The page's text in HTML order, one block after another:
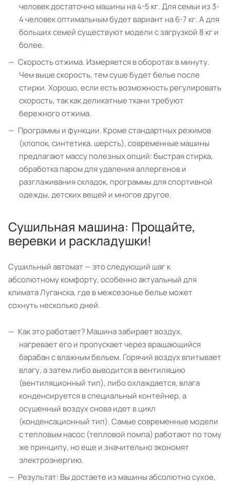
человек достаточно машины на 4-5 кг. Для семьи из 3-
4 человек оптимальным будет вариант на 6-7 кг. А для
больших семей существуют модели с загрузкой 8 кг и
более.
Скорость отжима. Измеряется в оборотах в минуту.
Чем выше скорость, тем суше будет белье после
стирки. Хорошо, если есть возможность регулировать
скорость, так как деликатные ткани требуют
бережного отжима.
Программы и функции. Кроме стандартных режимов
(хлопок, синтетика, шерсть), современные машины
предлагают массу полезных опций: быстрая стирка,
обработка паром для удаления аллергенов и
разглаживания складок, программы для спортивной
одежды, детских вещей и многое другое.
Сушильная машина: Прощайте,
веревки и раскладушки!
Сушильный автомат — это следующий шаг к
абсолютному комфорту, особенно актуальный для
климата Луганска, где в межсезонье белье может
сохнуть несколько дней.
Как это работает? Машина забирает воздух,
нагревает его и пропускает через вращающийся
барабан с влажным бельем. Горячий воздух впитывает
влагу, а затем либо выводится в вентиляцию
(вентиляционный тип), либо охлаждается, влага
конденсируется в специальный контейнер, а
осушенный воздух снова идет в цикл
(конденсационный тип). Самые современные модели
с тепловым насос (тепловой помпа) работают по тому
же принципу, но еще и значительно экономят
электроэнергию.
Результат: Вы достаете из машины абсолютно сухое,